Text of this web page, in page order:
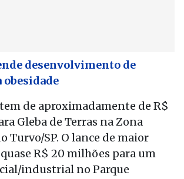
desenvolvimento de
obesidade
de aproximadamente de R$
Gleba de Terras na Zona
Turvo/SP. O lance de maior
R$ 20 milhões para um
industrial no Parque